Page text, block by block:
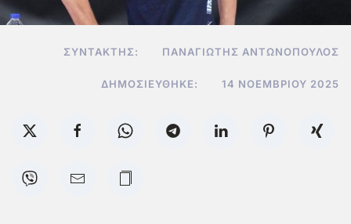
ΣΥΝΤΆΚΤΗΣ: ΠΑΝΑΓΙΏΤΗΣ ΑΝΤΩΝΌΠΟΥΛΟΣ
ΔΗΜΟΣΙΕΎΘΗΚΕ: 14 ΝΟΕΜΒΡΊΟΥ 2025